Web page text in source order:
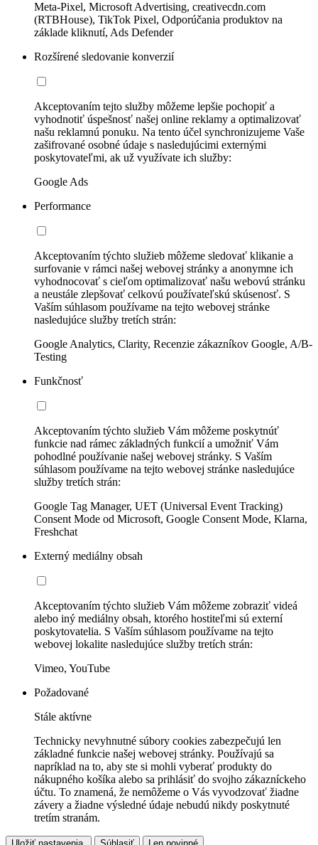
Meta-Pixel, Microsoft Advertising, creativecdn.com
(RTBHouse), TikTok Pixel, Odporúčania produktov na
základe kliknutí, Ads Defender
Rozšírené sledovanie konverzií
Akceptovaním tejto služby môžeme lepšie pochopiť a
vyhodnotiť úspešnosť našej online reklamy a optimalizovať
našu reklamnú ponuku. Na tento účel synchronizujeme Vaše
zašifrované osobné údaje s nasledujúcimi externými
poskytovateľmi, ak už využívate ich služby:
Google Ads
Performance
Akceptovaním týchto služieb môžeme sledovať klikanie a
surfovanie v rámci našej webovej stránky a anonymne ich
vyhodnocovať s cieľom optimalizovať našu webovú stránku
a neustále zlepšovať celkovú používateľskú skúsenosť. S
Vaším súhlasom používame na tejto webovej stránke
nasledujúce služby tretích strán:
Google Analytics, Clarity, Recenzie zákazníkov Google, A/B-
Testing
Funkčnosť
Akceptovaním týchto služieb Vám môžeme poskytnúť
funkcie nad rámec základných funkcií a umožniť Vám
pohodlné používanie našej webovej stránky. S Vaším
súhlasom používame na tejto webovej stránke nasledujúce
služby tretích strán:
Google Tag Manager, UET (Universal Event Tracking)
Consent Mode od Microsoft, Google Consent Mode, Klarna,
Freshchat
Externý mediálny obsah
Akceptovaním týchto služieb Vám môžeme zobraziť videá
alebo iný mediálny obsah, ktorého hostiteľmi sú externí
poskytovatelia. S Vaším súhlasom používame na tejto
webovej lokalite nasledujúce služby tretích strán:
Vimeo, YouTube
Požadované
Stále aktívne
Technicky nevyhnutné súbory cookies zabezpečujú len
základné funkcie našej webovej stránky. Používajú sa
napríklad na to, aby ste si mohli vyberať produkty do
nákupného košíka alebo sa prihlásiť do svojho zákazníckeho
účtu. To znamená, že nemôžeme o Vás vyvodzovať žiadne
závery a žiadne výsledné údaje nebudú nikdy poskytnuté
tretím stranám.